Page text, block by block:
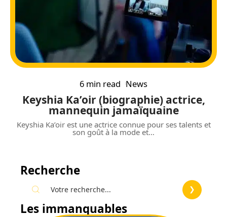
6 min read News
Keyshia Ka’oir (biographie) actrice,
mannequin jamaïquaine
Keyshia Ka’oir est une actrice connue pour ses talents et
son goût à la mode et…
Recherche
Les immanquables